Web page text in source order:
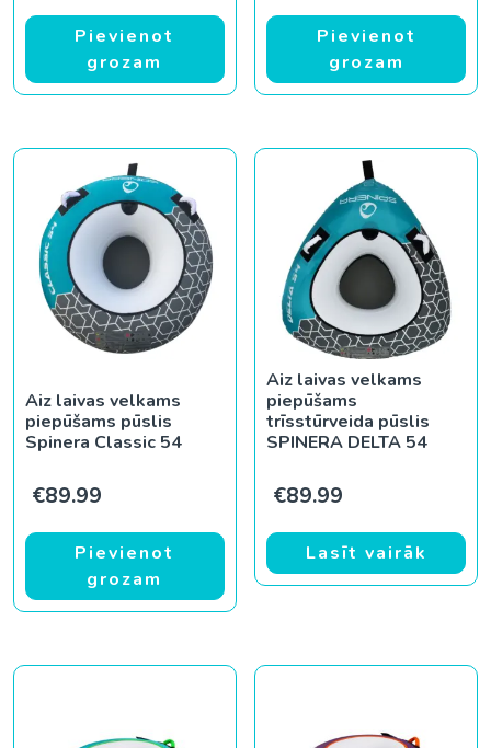
Pievienot
grozam
Pievienot
grozam
Aiz laivas velkams
piepūšams pūslis
Spinera Classic 54
€89.99
Pievienot
grozam
Aiz laivas velkams
piepūšams
trīsstūrveida pūslis
SPINERA DELTA 54
€89.99
Lasīt vairāk